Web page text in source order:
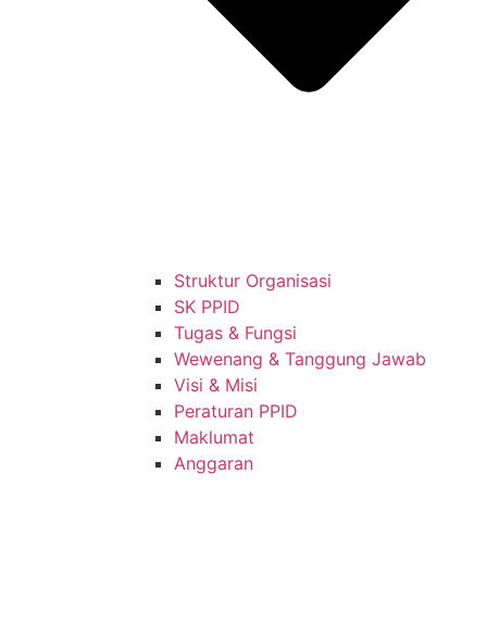
Struktur Organisasi
SK PPID
Tugas & Fungsi
Wewenang & Tanggung Jawab
Visi & Misi
Peraturan PPID
Maklumat
Anggaran